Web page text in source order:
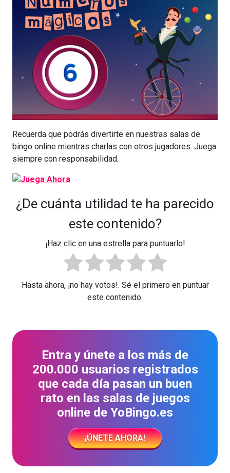
Recuerda que podrás divertirte en nuestras salas de
bingo online mientras charlas con otros jugadores. Juega
siempre con responsabilidad.
¿De cuánta utilidad te ha parecido
este contenido?
¡Haz clic en una estrella para puntuarlo!
Hasta ahora, ¡no hay votos!. Sé el primero en puntuar
este contenido.
Entra y únete a los más de
200.000 usuarios registrados
que cada día pasan un buen
rato en las salas de juegos
online de YoBingo.es
¡ÚNETE AHORA!